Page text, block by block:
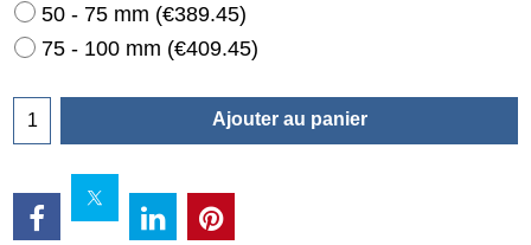
50 - 75 mm (€389.45)
75 - 100 mm (€409.45)
Ajouter au panier